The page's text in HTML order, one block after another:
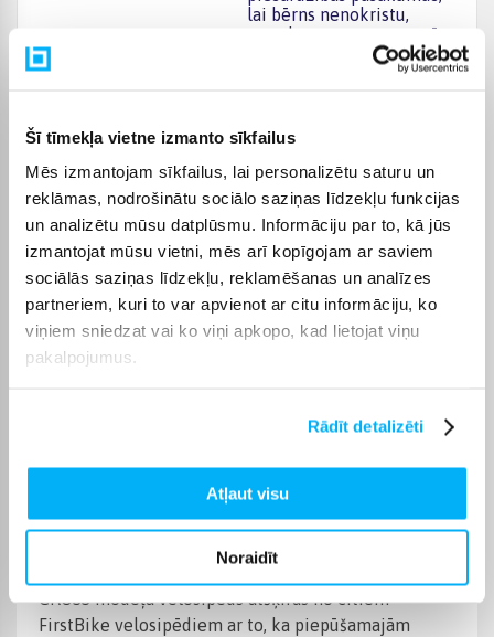
Šī tīmekļa vietne izmanto sīkfailus
Mēs izmantojam sīkfailus, lai personalizētu saturu un
reklāmas, nodrošinātu sociālo saziņas līdzekļu funkcijas
un analizētu mūsu datplūsmu. Informāciju par to, kā jūs
izmantojat mūsu vietni, mēs arī kopīgojam ar saviem
sociālās saziņas līdzekļu, reklamēšanas un analīzes
partneriem, kuri to var apvienot ar citu informāciju, ko
viņiem sniedzat vai ko viņi apkopo, kad lietojat viņu
pakalpojumus.
Rādīt detalizēti
Atļaut visu
Noraidīt
lai bērns nenokristu,
nesadurtos un netraumētu
sevi vai trešās personas.
Drošības brīdinājumi
aizsargaprīkojumu (ķivere,
ceļu un elkoņu sargi).
Salikšanu drīkst veikt tikai
pieaugušais. Nelietot
satiksmes vietās.
Aizsargaprīkojuma
Nelietot satiksmes vietās.
FirstBike līdzsvara velosipēdi ir atzīti par vienu no
labākajiem un drošākajiem līdzsvara velosipēdiem
pasaulē! Tā ir augstākās kvalitātes materiāli un
CROSS modeļa velosipēds atšķiras no citiem
FirstBike velosipēdiem ar to, ka piepūšamajām